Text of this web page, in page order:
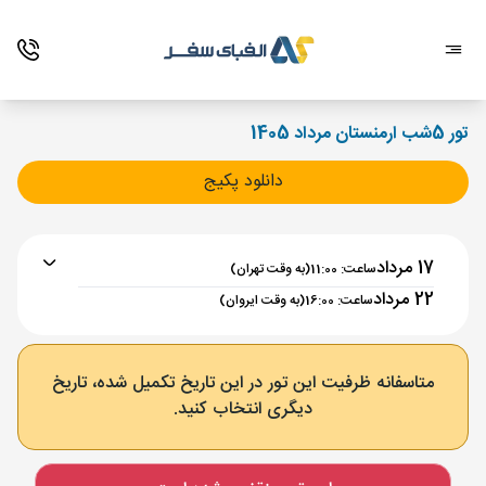
تور 5شب ارمنستان مرداد 1405
دانلود پکیج
17 مرداد ساعت: 11:00 (به وقت تهران)
22 مرداد ساعت: 16:00 (به وقت ایروان)
برنامه رفت :
فرودگاه بین‌المللی امام خمینی IKA
ایروان , فرودگاه بین‌المللی زوارتنوتس EVN
متاسفانه ظرفیت این تور در این تاریخ تکمیل شده، تاریخ
دیگری انتخاب کنید.